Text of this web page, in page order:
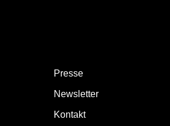
Presse
Newsletter
Kontakt